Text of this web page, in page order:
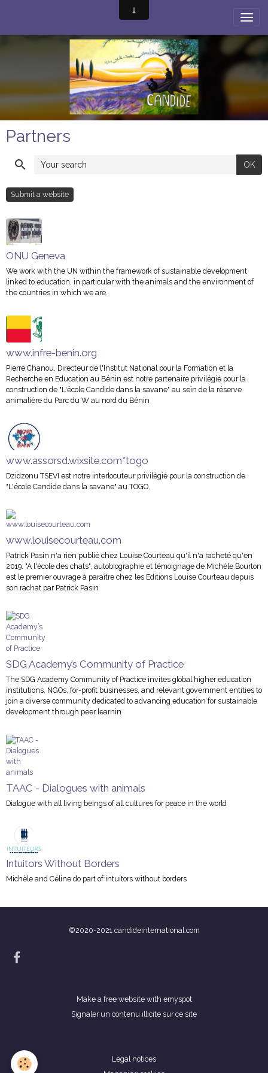
Partners
OK
Submit a website
ONU Geneva
We work with the UN within the framework of sustainable development
linked to education, in particular with the animals and the environment of
the countries in which we are.
www.infre-benin.org
Pierre Chanou, Directeur de l'Institut National pour la Formation et la
Recherche en Education au Bénin est notre partenaire privilégié pour la
construction de "L'école Candide dans la savane" au sein de la réserve
animalière du Parc du W au nord du Bénin
www.assorsd.wixsite.com*togo
Dzidzonu TSEVI est notre interlocuteur privilégié pour la construction de
"L'école Candide dans la savane" au TOGO.
www.louisecourteau.com
Patrick Pasin n'a rien publié chez Louise Courteau qu'il n'a racheté qu'en
2019. "A l'école des chats", autobiographie et témoignage de Michèle Bourton
est le premier ouvrage à paraître chez les Editions Louise Courteau depuis
son rachat par Patrick Pasin
SDG Academy’s Community of Practice
The SDG Academy Community of Practice invites global higher education
institutions, NGOs, for-profit businesses, and relevant government entities to
join a diverse community dedicated to advancing education for sustainable
development through peer learnin
TAAC - Dialogues with animals
Dialogue with all living beings of all cultures for peace in the world
Intuitors Without Borders
Michèle and Céline do part of intuitors without borders
©2020-2021 candideinternational.com
Make a free websitewith emyspot
Signaler un contenu illicite sur ce site
Legal notices